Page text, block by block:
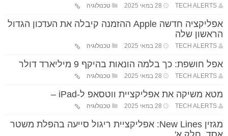
TECH ALERTS 28 במאי 2025 טכנולוגיה
אפליקציה חדשה Apple ההזמנה קיבלה את העדכון הגדול
הראשון שלה
TECH ALERTS 28 במאי 2025 טכנולוגיה
אפל חושפת: כך בלמה הונאות בהיקף 9 מיליארד דולר
TECH ALERTS 28 במאי 2025 טכנולוגיה
מטא משיקה את אפליקציית ווטסאפ ל-iPad –
TECH ALERTS 28 במאי 2025 טכנולוגיה
מגזין New Lines: אפליקציית ריגול סייעה בהפלת משטר